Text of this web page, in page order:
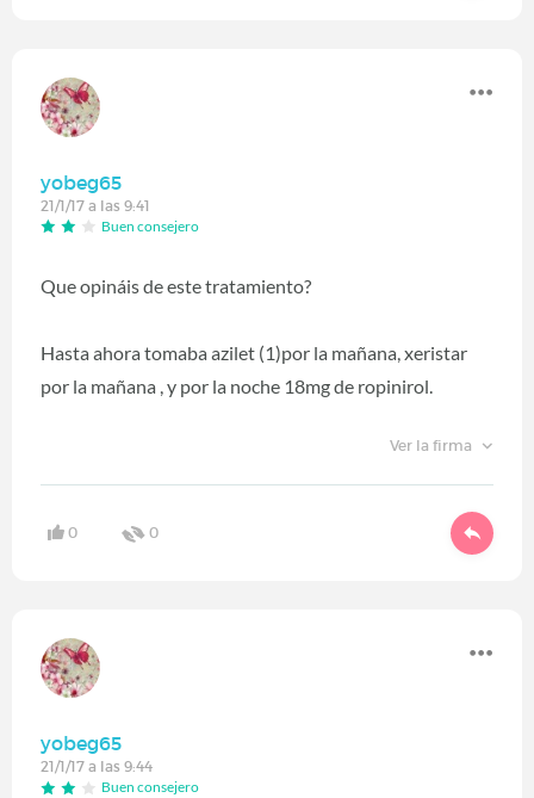
yobeg65
21/1/17 a las 9:41
Buen consejero
Que opináis de este tratamiento?
Hasta ahora tomaba azilet (1)por la mañana, xeristar
por la mañana , y por la noche 18mg de ropinirol.
Ver la firma
0 0
yobeg65
21/1/17 a las 9:44
Buen consejero